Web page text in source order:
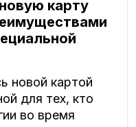
карту
новой картой
для тех, кто
во время